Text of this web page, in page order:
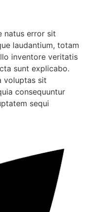
natus error sit
laudantium, totam
inventore veritatis
sunt explicabo.
voluptas sit
consequuntur
sequi